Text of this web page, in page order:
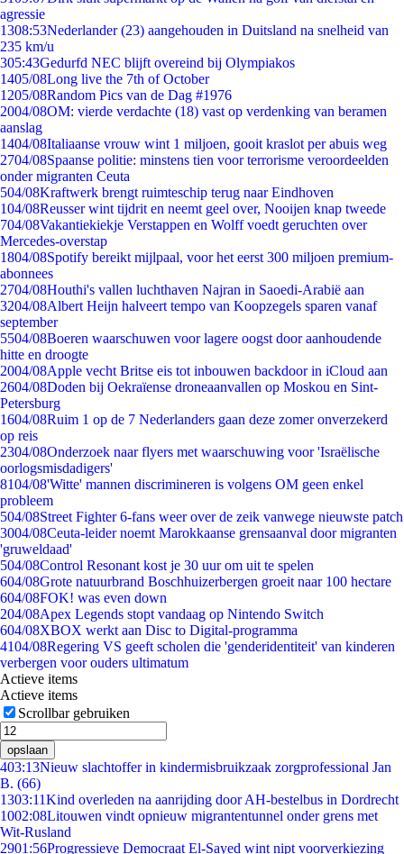
agressie
1308:53Nederlander (23) aangehouden in Duitsland na snelheid van
235 km/u
305:43Gedurfd NEC blijft overeind bij Olympiakos
1405/08Long live the 7th of October
1205/08Random Pics van de Dag #1976
2004/08OM: vierde verdachte (18) vast op verdenking van beramen
aanslag
1404/08Italiaanse vrouw wint 1 miljoen, gooit kraslot per abuis weg
2704/08Spaanse politie: minstens tien voor terrorisme veroordeelden
onder migranten Ceuta
504/08Kraftwerk brengt ruimteschip terug naar Eindhoven
104/08Reusser wint tijdrit en neemt geel over, Nooijen knap tweede
704/08Vakantiekiekje Verstappen en Wolff voedt geruchten over
Mercedes-overstap
1804/08Spotify bereikt mijlpaal, voor het eerst 300 miljoen premium-
abonnees
2704/08Houthi's vallen luchthaven Najran in Saoedi-Arabië aan
3204/08Albert Heijn halveert tempo van Koopzegels sparen vanaf
september
5504/08Boeren waarschuwen voor lagere oogst door aanhoudende
hitte en droogte
2004/08Apple vecht Britse eis tot inbouwen backdoor in iCloud aan
2604/08Doden bij Oekraïense droneaanvallen op Moskou en Sint-
Petersburg
1604/08Ruim 1 op de 7 Nederlanders gaan deze zomer onverzekerd
op reis
2304/08Onderzoek naar flyers met waarschuwing voor 'Israëlische
oorlogsmisdadigers'
8104/08'Witte' mannen discrimineren is volgens OM geen enkel
probleem
504/08Street Fighter 6-fans weer over de zeik vanwege nieuwste patch
3004/08Ceuta-leider noemt Marokkaanse grensaanval door migranten
'gruweldaad'
504/08Control Resonant kost je 30 uur om uit te spelen
604/08Grote natuurbrand Boschhuizerbergen groeit naar 100 hectare
604/08FOK! was even down
204/08Apex Legends stopt vandaag op Nintendo Switch
604/08XBOX werkt aan Disc to Digital-programma
4104/08Regering VS geeft scholen die 'genderidentiteit' van kinderen
verbergen voor ouders ultimatum
Actieve items
Actieve items
Scrollbar gebruiken
opslaan
403:13Nieuw slachtoffer in kindermisbruikzaak zorgprofessional Jan
B. (66)
1303:11Kind overleden na aanrijding door AH-bestelbus in Dordrecht
1002:08Litouwen vindt opnieuw migrantentunnel onder grens met
Wit-Rusland
2901:56Progressieve Democraat El-Sayed wint nipt voorverkiezing